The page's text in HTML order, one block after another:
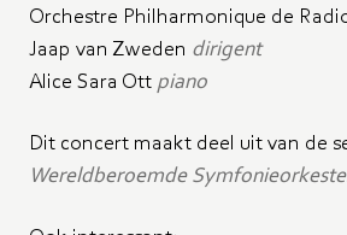
Orchestre Philharmonique de
Jaap van Zweden dirigent
Alice Sara Ott piano
Dit concert maakt deel uit van de
Wereldberoemde